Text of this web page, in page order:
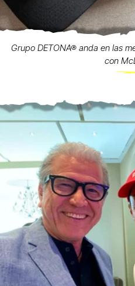
Grupo DETONA® anda en las
con